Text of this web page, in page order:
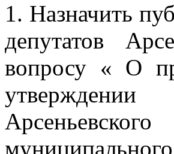
1. Назначить
депутатов
вопросу « О